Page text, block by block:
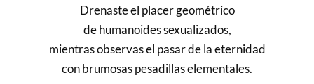
Drenaste el placer geométrico
de humanoides sexualizados,
mientras observas el pasar de la eternidad
con brumosas pesadillas elementales.